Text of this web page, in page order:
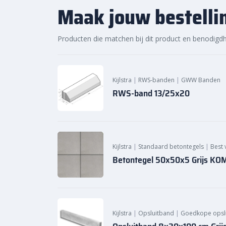
Bestellen via sierbestratingsmarkt.com :
13/25×20 bocht r=4 uitwendig
zorg voor een veilige, robuuste afscheiding voor
Heb je vragen of wil je meer informatie? Neem
helpen je graag verder!
Maak jouw
Producten die matchen bij dit product en
Kijlstra | RWS-banden | GWW Banden
RWS-band 13/25x20
Kijlstra | Standaard betontegels | Best
Betontegel 50x50x5 Grijs
Kijlstra | Opsluitband | Goedkope